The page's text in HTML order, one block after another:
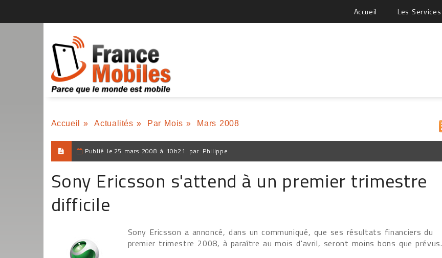
Accueil Les Services
Accueil » Actualités » Par Mois » Mars 2008
Publié le 25 mars 2008 à 10h21 par Philippe
Sony Ericsson s'attend à un premier trimestre
difficile
Sony Ericsson a annoncé, dans un communiqué, que ses résultats financiers du
premier trimestre 2008, à paraître au mois d'avril, seront moins bons que prévus.